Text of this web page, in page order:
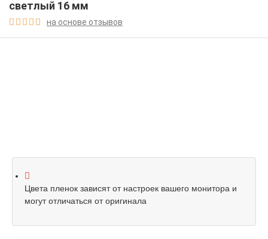
светлый 16 мм
     на основе отзывов
Цвета пленок зависят от настроек вашего монитора и
могут отличаться от оригинала